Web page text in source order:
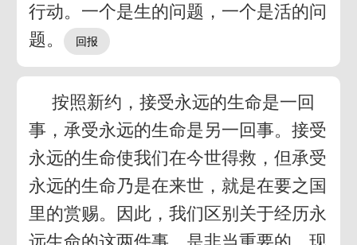
行动。一个是生的问题，一个是活的问
题。
按照新约，接受永远的生命是一回
事，承受永远的生命是另一回事。接受
永远的生命使我们在今世得救，但承受
永远的生命乃是在来世，就是在要之国
里的赏赐。因此，我们区别关于经历永